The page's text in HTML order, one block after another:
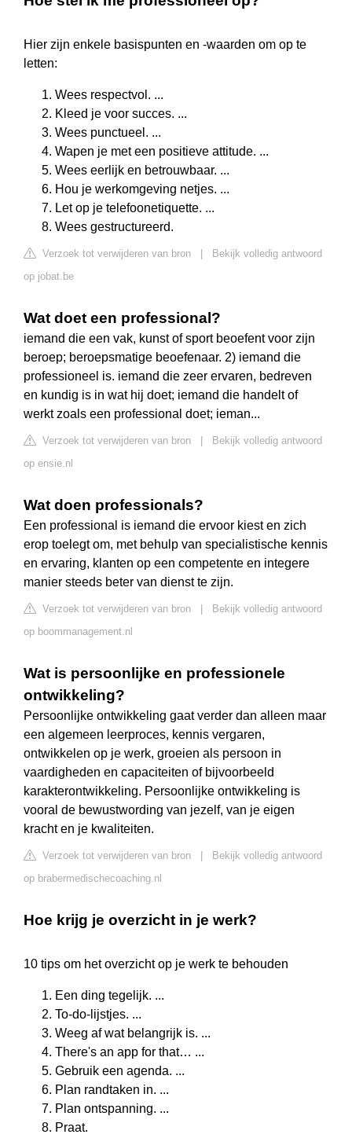
Hier zijn enkele basispunten en -waarden om op te
letten:
Wees respectvol. ...
Kleed je voor succes. ...
Wees punctueel. ...
Wapen je met een positieve attitude. ...
Wees eerlijk en betrouwbaar. ...
Hou je werkomgeving netjes. ...
Let op je telefoonetiquette. ...
Wees gestructureerd.
Verzoek tot verwijderen van bron
Bekijk volledig antwoord
op jobat.be
Wat doet een professional?
iemand die een vak, kunst of sport beoefent voor zijn
beroep; beroepsmatige beoefenaar. 2) iemand die
professioneel is. iemand die zeer ervaren, bedreven
en kundig is in wat hij doet; iemand die handelt of
werkt zoals een professional doet; ieman...
Verzoek tot verwijderen van bron
Bekijk volledig antwoord
op ensie.nl
Wat doen professionals?
Een professional is iemand die ervoor kiest en zich
erop toelegt om, met behulp van specialistische kennis
en ervaring, klanten op een competente en integere
manier steeds beter van dienst te zijn.
Verzoek tot verwijderen van bron
Bekijk volledig antwoord
op boommanagement.nl
Wat is persoonlijke en professionele
ontwikkeling?
Persoonlijke ontwikkeling gaat verder dan alleen maar
een algemeen leerproces, kennis vergaren,
ontwikkelen op je werk, groeien als persoon in
vaardigheden en capaciteiten of bijvoorbeeld
karakterontwikkeling. Persoonlijke ontwikkeling is
vooral de bewustwording van jezelf, van je eigen
kracht en je kwaliteiten.
Verzoek tot verwijderen van bron
Bekijk volledig antwoord
op brabermedischecoaching.nl
Hoe krijg je overzicht in je werk?
10 tips om het overzicht op je werk te behouden
Een ding tegelijk. ...
To-do-lijstjes. ...
Weeg af wat belangrijk is. ...
There's an app for that… ...
Gebruik een agenda. ...
Plan randtaken in. ...
Plan ontspanning. ...
Praat.